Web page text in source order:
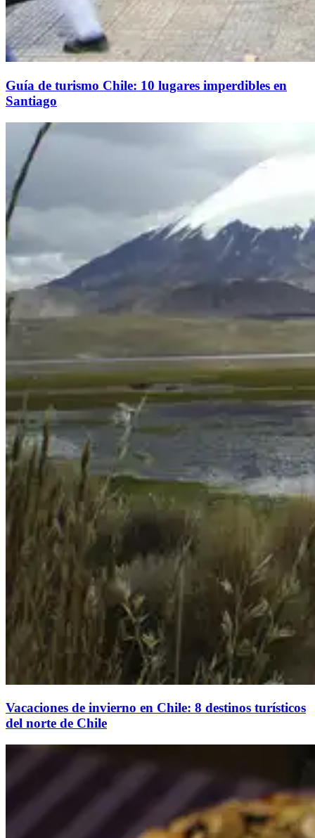
Guía de turismo Chile: 10 lugares imperdibles en
Santiago
Vacaciones de invierno en Chile: 8 destinos turísticos
del norte de Chile